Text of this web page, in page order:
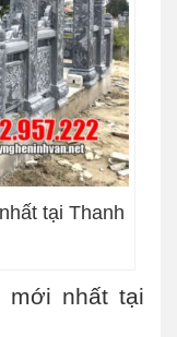
tại Thanh
mới nhất tại